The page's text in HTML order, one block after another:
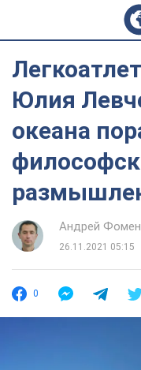
Юлия
океана
Андрей
26.11.2021 05:15
0